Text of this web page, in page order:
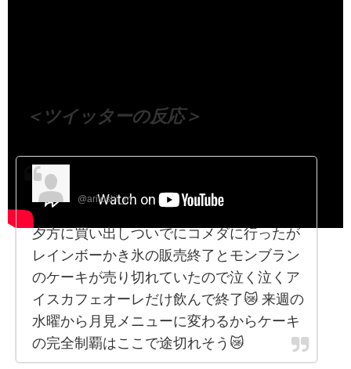
＜ツイッターの反応＞
@aritoshi_m
夕方に買い出しついでにコメダに行ったが
レインボーかき氷の販売終了とモンブラン
のケーキが売り切れていたので泣く泣くア
イスカフェオーレだけ飲んで終了😿 来週の
水曜から月見メニューに変わるからケーキ
の完全制覇はここで途切れそう😿